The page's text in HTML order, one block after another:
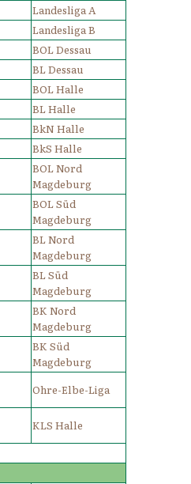
Landesliga A
Landesliga B
BOL Dessau
BL Dessau
BOL Halle
BL Halle
BkN Halle
BkS Halle
BOL Nord
Magdeburg
BOL Süd
Magdeburg
BL Nord
Magdeburg
BL Süd
Magdeburg
BK Nord
Magdeburg
BK Süd
Magdeburg
Ohre-Elbe-Liga
KLS Halle